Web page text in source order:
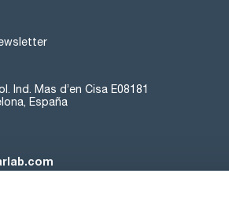
Ind. Mas d’en Cisa E08181
España